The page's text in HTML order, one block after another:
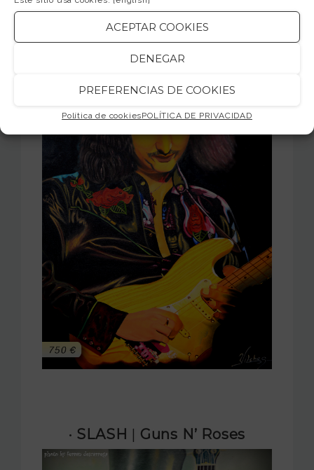
ACEPTAR COOKIES
DENEGAR
PREFERENCIAS DE COOKIES
Política de cookiesPOLÍTICA DE PRIVACIDAD
· RITCHIE BLACKMORE|Deep
Purple
· SLASH | Guns N’ Roses